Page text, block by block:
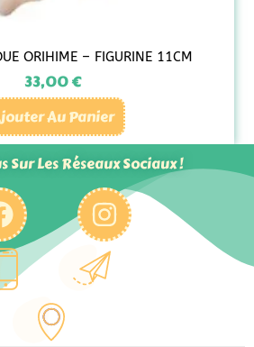
ORIHIME – FIGURINE 11CM
33,00€
Au Panier
Sur Les Réseaux Sociaux !